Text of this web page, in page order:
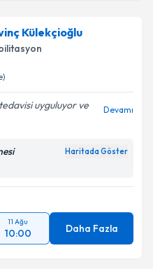
Külekçioğlu
uyguluyor ve
Devamı
Haritada Göster
11 Ağu
10:00 Daha Fazla